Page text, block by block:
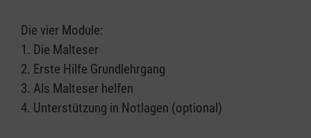
Die vier Module:
1. Die Malteser
2. Erste Hilfe Grundlehrgang
3. Als Malteser helfen
4. Unterstützung in Notlagen (optional)